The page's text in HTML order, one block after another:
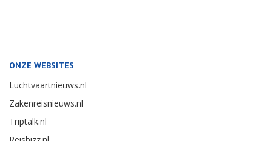
ONZE WEBSITES
Luchtvaartnieuws.nl
Zakenreisnieuws.nl
Triptalk.nl